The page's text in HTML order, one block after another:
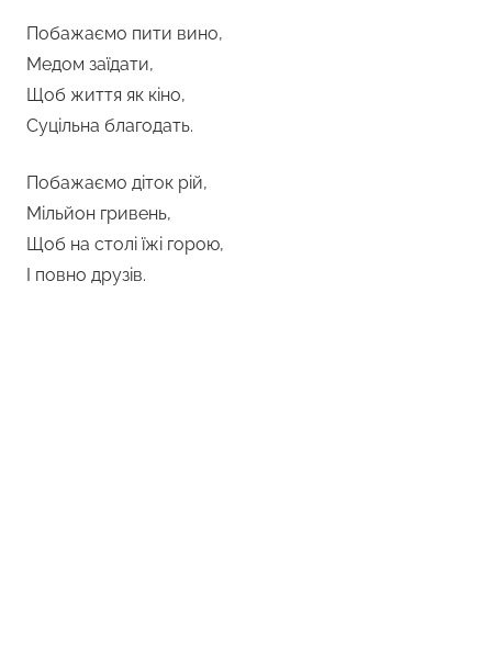
Побажаємо пити вино,
Медом заїдати,
Щоб життя як кіно,
Суцільна благодать.
Побажаємо діток рій,
Мільйон гривень,
Щоб на столі їжі горою,
І повно друзів.